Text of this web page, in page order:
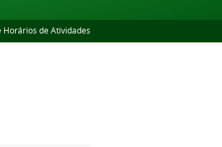
Horários de Atividades